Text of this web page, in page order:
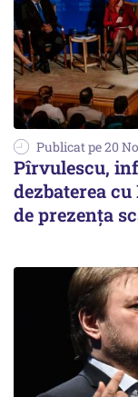
Publicat pe 20
Pîrvulescu,
dezbaterea cu
de prezența